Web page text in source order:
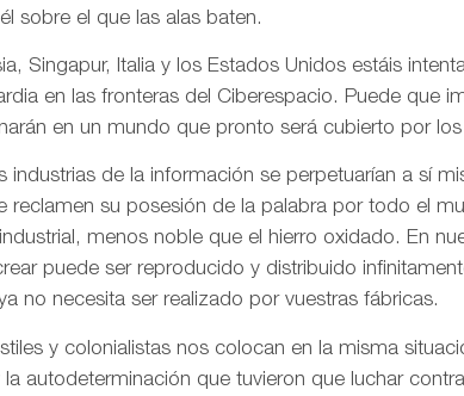
sobre el que las alas baten.
Singapur, Italia y los Estados Unidos estáis
en las fronteras del Ciberespacio. Puede que
en un mundo que pronto será cubierto por
industrias de la información se perpetuarían a sí
reclamen su posesión de la palabra por todo el
menos noble que el hierro oxidado. En
puede ser reproducido y distribuido
no necesita ser realizado por vuestras fábricas.
y colonialistas nos colocan en la misma
autodeterminación que tuvieron que luchar